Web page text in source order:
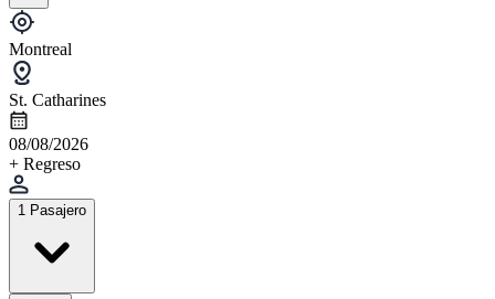
Montreal
St. Catharines
08/08/2026
+ Regreso
1 Pasajero